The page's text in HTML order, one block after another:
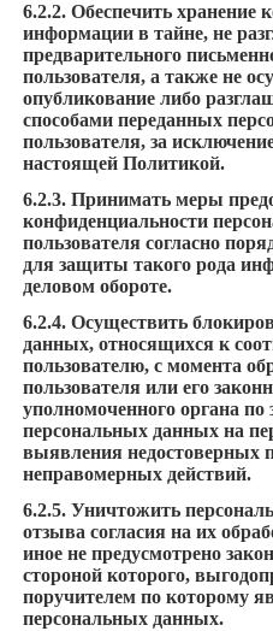
6.2.2. Обеспечить хранение
информации в тайне, не
предварительного
пользователя, а также не
опубликование либо
способами переданных
пользователя, за
настоящей Политикой.
6.2.3. Принимать меры
конфиденциальности
пользователя согласно
для защиты такого рода
деловом обороте.
6.2.4. Осуществить
данных, относящихся к
пользователю, с момента
пользователя или его
уполномоченного органа по
персональных данных на
выявления недостоверных
неправомерных действий.
6.2.5. Уничтожить
отзыва согласия на их
иное не предусмотрено
стороной которого,
поручителем по которому
персональных данных.